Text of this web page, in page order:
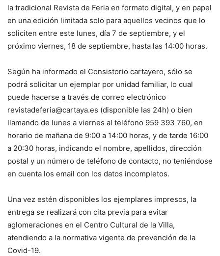
la tradicional Revista de Feria en formato digital, y en papel
en una edición limitada solo para aquellos vecinos que lo
soliciten entre este lunes, día 7 de septiembre, y el
próximo viernes, 18 de septiembre, hasta las 14:00 horas.
Según ha informado el Consistorio cartayero, sólo se
podrá solicitar un ejemplar por unidad familiar, lo cual
puede hacerse a través de correo electrónico
revistadeferia@cartaya.es (disponible las 24h) o bien
llamando de lunes a viernes al teléfono 959 393 760, en
horario de mañana de 9:00 a 14:00 horas, y de tarde 16:00
a 20:30 horas, indicando el nombre, apellidos, dirección
postal y un número de teléfono de contacto, no teniéndose
en cuenta los email con los datos incompletos.
Una vez estén disponibles los ejemplares impresos, la
entrega se realizará con cita previa para evitar
aglomeraciones en el Centro Cultural de la Villa,
atendiendo a la normativa vigente de prevención de la
Covid-19.